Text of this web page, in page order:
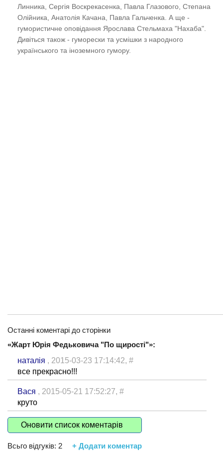
Линника, Сергія Воскрекасенка, Павла Глазового, Степана
Олійника, Анатолія Качана, Павла Гальченка. А ще -
гумористичне оповідання Ярослава Стельмаха "Нахаба".
Дивіться також - гуморески та усмішки з народного
українського та іноземного гумору.
Останні коментарі до сторінки
«Жарт Юрія Федьковича "По щирості"»:
наталія , 2015-03-23 17:14:42, #
все прекрасно!!!
Вася , 2015-05-21 17:52:27, #
круто
Оновити список коментарів
Всьго відгуків: 2 + Додати коментар